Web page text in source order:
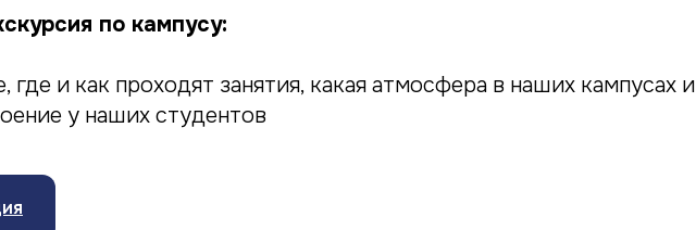
по кампусу:
где и как проходят занятия, какая атмосфера в наших кампусах и
у наших студентов